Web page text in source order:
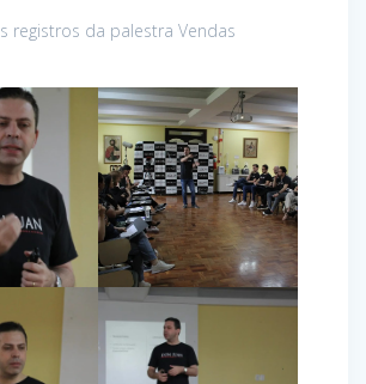
registros da palestra Vendas